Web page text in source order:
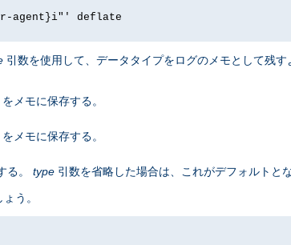
agent}i"' deflate
引数を使用して、データタイプをログのメモとして残す
メモに保存する。
メモに保存する。
る。 type 引数を省略した場合は、これがデフォルトと
う。